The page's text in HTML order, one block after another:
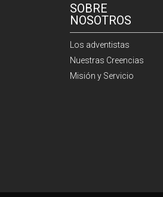
SOBRE
NOSOTROS
Los adventistas
Nuestras Creencias
Misión y Servicio